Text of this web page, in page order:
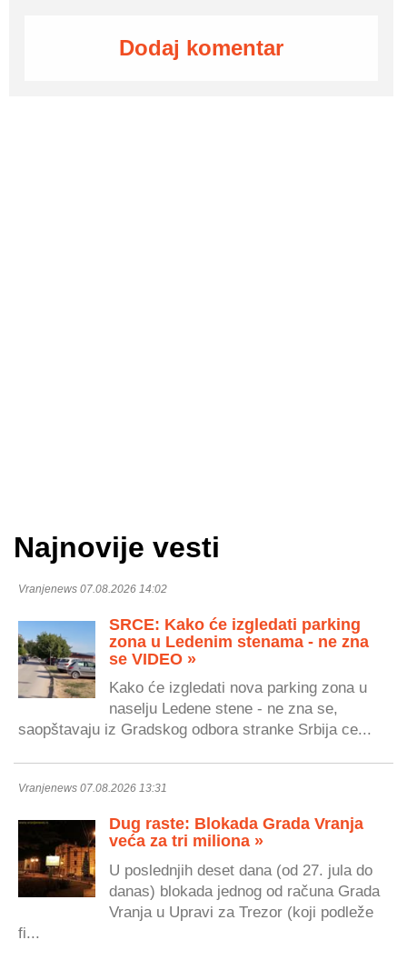
Dodaj komentar
Najnovije vesti
Vranjenews 07.08.2026 14:02
SRCE: Kako će izgledati parking
zona u Ledenim stenama - ne zna
se VIDEO »
Kako će izgledati nova parking zona u
naselju Ledene stene - ne zna se,
saopštavaju iz Gradskog odbora stranke Srbija ce...
Vranjenews 07.08.2026 13:31
Dug raste: Blokada Grada Vranja
veća za tri miliona »
U poslednjih deset dana (od 27. jula do
danas) blokada jednog od računa Grada
Vranja u Upravi za Trezor (koji podleže
fi...